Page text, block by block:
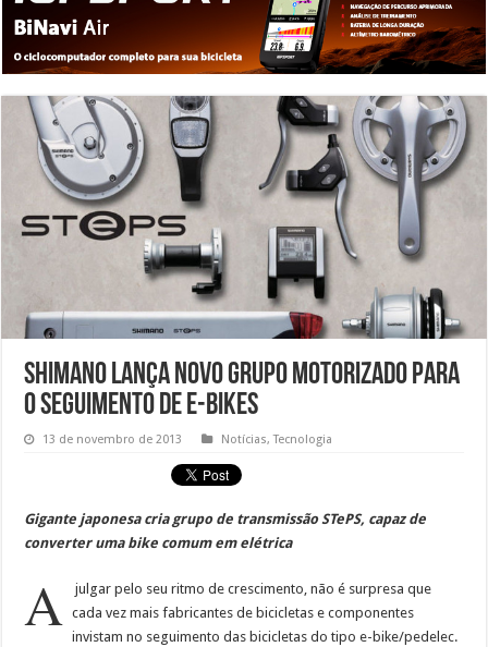
Shimano lança novo grupo motorizado para
o seguimento de e-bikes
13 de novembro de 2013 Notícias,Tecnologia
Gigante japonesa cria grupo de transmissão STePS, capaz de
converter uma bike comum em elétrica
A
julgar pelo seu ritmo de crescimento, não é surpresa que
cada vez mais fabricantes de bicicletas e componentes
invistam no seguimento das bicicletas do tipo e-bike/pedelec.